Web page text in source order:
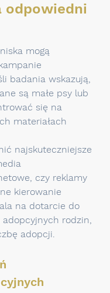
odpowiedni
mogą
badania wskazują,
są małe psy lub
się na
materiałach
najskuteczniejsze
czy reklamy
kierowanie
na dotarcie do
rodzin,
adopcji.